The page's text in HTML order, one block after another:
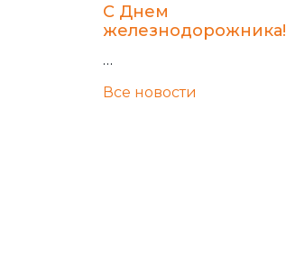
С Днем
железнодорожника!
…
Все новости